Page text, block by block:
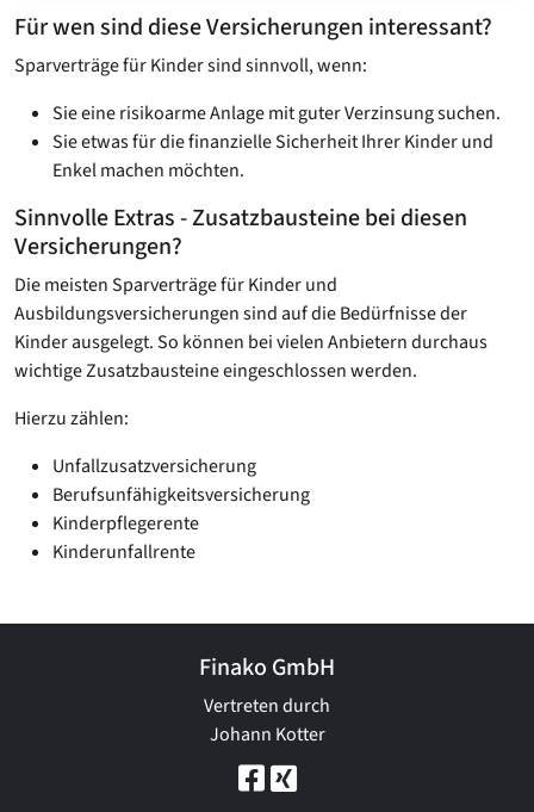
Für wen sind diese Versicherungen interessant?
Sparverträge für Kinder sind sinnvoll, wenn:
Sie eine risikoarme Anlage mit guter Verzinsung suchen.
Sie etwas für die finanzielle Sicherheit Ihrer Kinder und
Enkel machen möchten.
Sinnvolle Extras - Zusatzbausteine bei diesen
Versicherungen?
Die meisten Sparverträge für Kinder und
Ausbildungsversicherungen sind auf die Bedürfnisse der
Kinder ausgelegt. So können bei vielen Anbietern durchaus
wichtige Zusatzbausteine eingeschlossen werden.
Hierzu zählen:
Unfallzusatzversicherung
Berufsunfähigkeitsversicherung
Kinderpflegerente
Kinderunfallrente
Finako GmbH
Vertreten durch
Johann Kotter